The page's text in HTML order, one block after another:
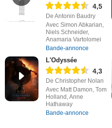
4,5
De Antonin Baudry
Avec Simon Abkarian,
Niels Schneider,
Anamaria Vartolomei
Bande-annonce
L'Odyssée
4,3
De Christopher Nolan
Avec Matt Damon, Tom
Holland, Anne
Hathaway
Bande-annonce